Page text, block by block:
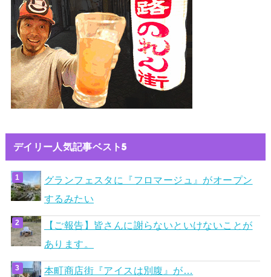
デイリー人気記事ベスト5
グランフェスタに『フロマージュ』がオープン
するみたい
【ご報告】皆さんに謝らないといけないことが
あります。
本町商店街『アイスは別腹』が…